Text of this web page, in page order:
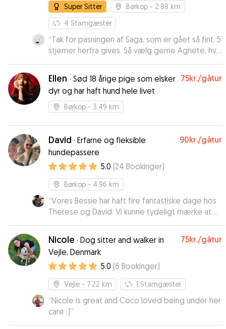
Super Sitter Børkop - 2.88 km
4 Stamgæster
“Tak for pasningen af Saga, som er gået så fint. 5
stjerner herfra gives. Så vælg gerne Agnete, hvis
I mangler pasning til jeres hund. 🦮🦮🦮🦮🦮”
Ellen · Sød 18 årige pige som elsker
dyr og har haft hund hele livet
75kr./gåtur
Børkop - 3.49 km
David · Erfarne og fleksible
hundepassere
90kr./gåtur
5.0 (24 Bookinger)
Børkop - 4.96 km
“Vores Bessie har haft fire fantastiske dage hos
Therese og David. Vi kunne tydeligt mærke at
hun var i de bedste og tryggeste hænder. Vi har
fået en træt men meget glad hund hjem. David
og Theresa får vores allerbedste anbefalinger.”
Nicole · Dog sitter and walker in
Vejle, Denmark
75kr./gåtur
5.0 (6 Bookinger)
Vejle - 7.22 km 1 Stamgæster
“Nicole is great and Coco loved being under her
care :)”